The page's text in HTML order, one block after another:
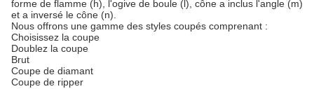
forme de flamme (h), l'ogive de boule (l), cône a inclus l'angle (m)
et a inversé le cône (n).
Nous offrons une gamme des styles coupés comprenant :
Choisissez la coupe
Doublez la coupe
Brut
Coupe de diamant
Coupe de ripper